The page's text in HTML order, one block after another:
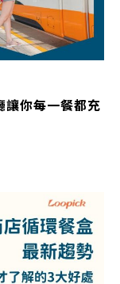
讓你每一餐都充